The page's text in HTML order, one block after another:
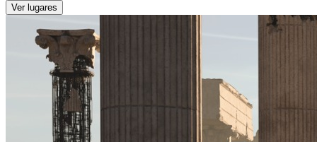
Ver lugares